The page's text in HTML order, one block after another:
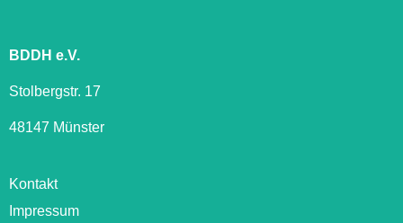
BDDH e.V.
Stolbergstr. 17
48147 Münster
Kontakt
Impressum